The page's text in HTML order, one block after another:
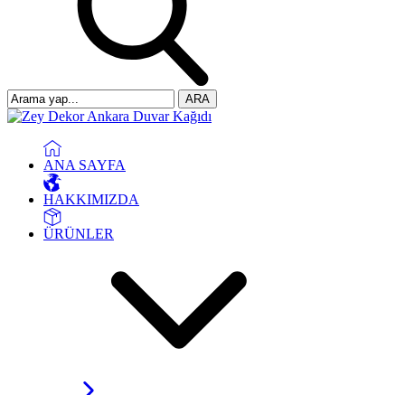
ARA
ANA SAYFA
HAKKIMIZDA
ÜRÜNLER